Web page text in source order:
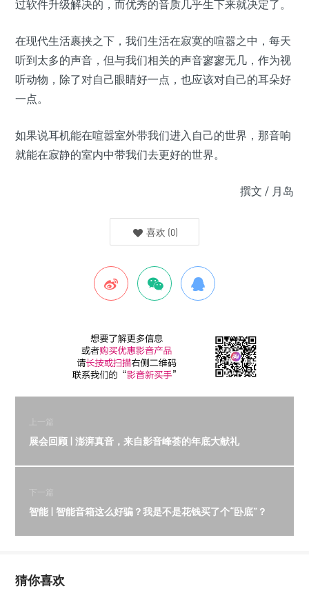
过软件升级解决的，而优秀的音质几乎生下来就决定了。
在现代生活裹挟之下，我们生活在寂寞的喧嚣之中，每天
听到太多的声音，但与我们相关的声音寥寥无几，作为视
听动物，除了对自己眼睛好一点，也应该对自己的耳朵好
一点。
如果说耳机能在喧嚣室外带我们进入自己的世界，那音响
就能在寂静的室内中带我们去更好的世界。
撰文 / 月岛
喜欢 (0)
上一篇
展会回顾 | 澎湃真音，来自影音峰荟的年底大献礼
下一篇
智能 | 智能音箱这么好骗？我是不是花钱买了个“卧底”？
猜你喜欢